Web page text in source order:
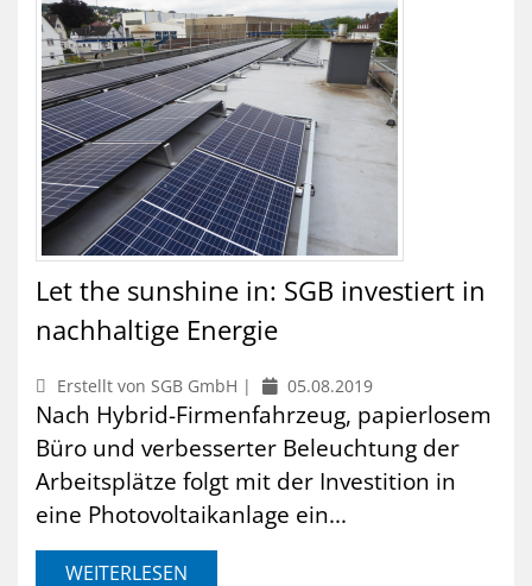
Let the sunshine in: SGB investiert in
nachhaltige Energie
Erstellt von SGB GmbH | 05.08.2019
Nach Hybrid-Firmenfahrzeug, papierlosem
Büro und verbesserter Beleuchtung der
Arbeitsplätze folgt mit der Investition in
eine Photovoltaikanlage ein...
WEITERLESEN